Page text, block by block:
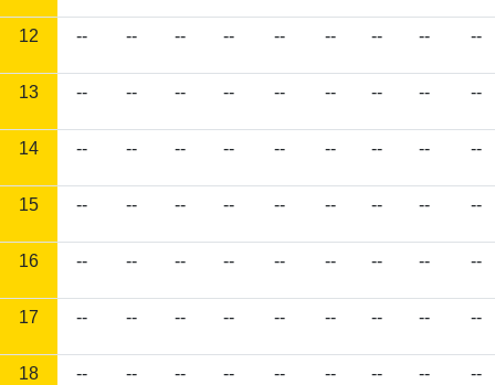
12 -- -- -- -- -- -- -- -- --
13 -- -- -- -- -- -- -- -- --
14 -- -- -- -- -- -- -- -- --
15 -- -- -- -- -- -- -- -- --
16 -- -- -- -- -- -- -- -- --
17 -- -- -- -- -- -- -- -- --
18 -- -- -- -- -- -- -- -- --